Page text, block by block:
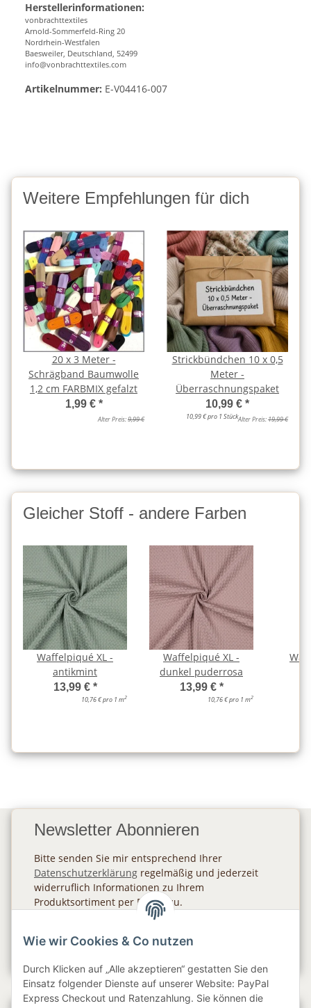
Herstellerinformationen:
vonbrachttextiles
Arnold-Sommerfeld-Ring 20
Nordrhein-Westfalen
Baesweiler, Deutschland, 52499
info@vonbrachttextiles.com
Artikelnummer: E-V04416-007
Weitere Empfehlungen für dich
20 x 3 Meter -
Schrägband Baumwolle
1,2 cm FARBMIX gefalzt
1,99 € *
Alter Preis:9,99 €
Strickbündchen 10 x 0,5
Meter -
Überraschnungspaket
10,99 € *
10,99 € pro 1 StückAlter Preis:19,99 €
Gleicher Stoff - andere Farben
Waffelpiqué XL -
antikmint
13,99 € *
10,76 € pro 1 m2
Waffelpiqué XL -
dunkel puderrosa
13,99 € *
10,76 € pro 1 m2
Newsletter Abonnieren
Bitte senden Sie mir entsprechend Ihrer
Datenschutzerklärung regelmäßig und jederzeit
widerruflich Informationen zu Ihrem
Produktsortiment per E-Mail zu.
Wie wir Cookies & Co nutzen
Durch Klicken auf „Alle akzeptieren“ gestatten Sie den
Einsatz folgender Dienste auf unserer Website: PayPal
Express Checkout und Ratenzahlung. Sie können die